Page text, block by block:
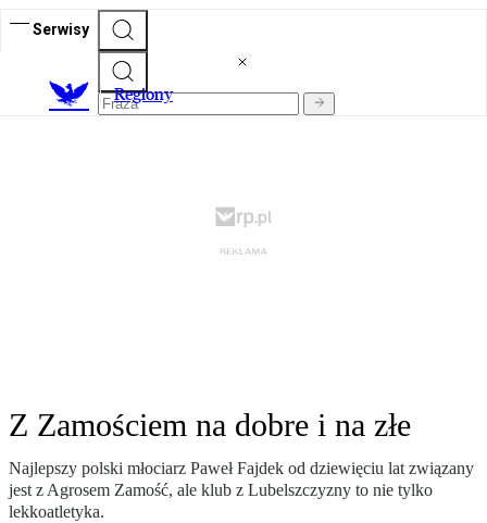
Serwisy
Regiony
Z Zamościem na dobre i na złe
Najlepszy polski młociarz Paweł Fajdek od dziewięciu lat związany
jest z Agrosem Zamość, ale klub z Lubelszczyzny to nie tylko
lekkoatletyka.